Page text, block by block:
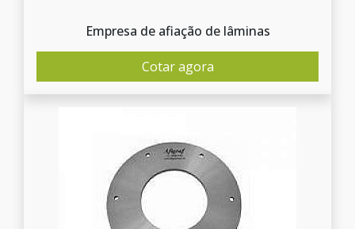
Empresa de afiação de lâminas
Cotar agora